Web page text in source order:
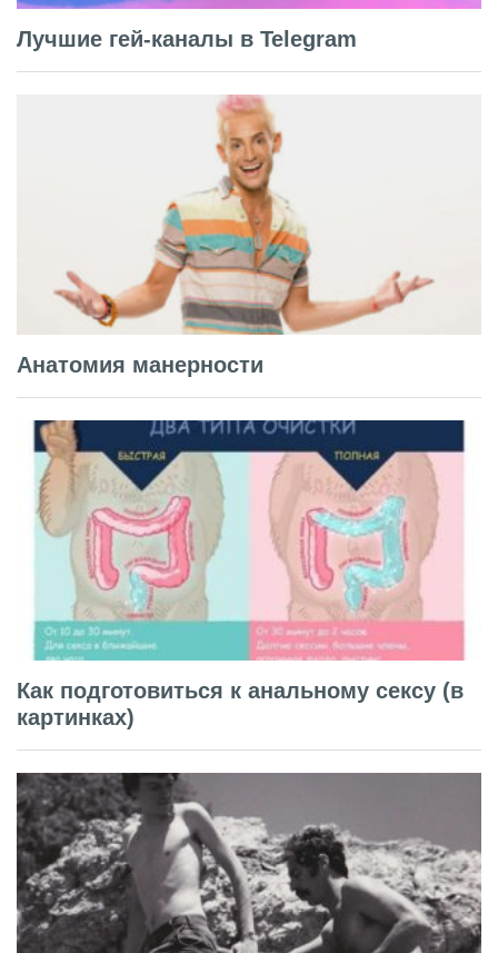
Лучшие гей-каналы в Telegram
Анатомия манерности
Как подготовиться к анальному сексу (в
картинках)